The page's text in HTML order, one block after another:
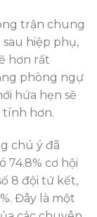
trận chung
sau hiệp phụ,
hơn rất
phòng ngự
hứa hẹn sẽ
tính hơn.
chú ý đã
74.8% cơ hội
8 đội tứ kết,
Đây là một